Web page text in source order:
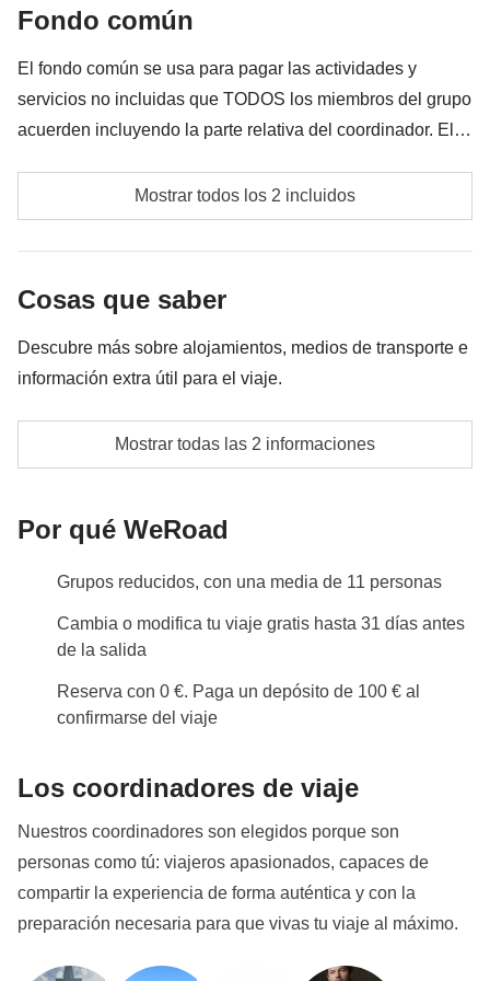
Todo lo que no se menciona en la sección "Qué está
Fondo común
El fondo común se usa para pagar las actividades y
servicios no incluidas que TODOS los miembros del grupo
acuerden incluyendo la parte relativa del coordinador. El
rondará los 150€. En base a las exigencias del lugar, el
importe podrá variar y podría ser necesario incrementarlo,
en cualquier caso se devolverá el restante no utilizado.
Fondo común del coordinador
correspondiente del coordinador. Actividades
proveedores locales ajenos a WeRoad (terceros) y se
aplican sus condiciones; WeRoad no interviene en
su gestión ni asume responsabilidad alguna
Mostrar todos los 2 incluidos
Cosas que saber
Descubre más sobre alojamientos, medios de transporte e
información extra útil para el viaje.
Para garantizar la mejor experiencia posible, los
alojamientos seleccionados para este viaje pueden
según la disponibilidad, la ubicación y el nivel de
triples, múltiples o compartidas mixtas, y las camas
disponibles podrán variar entre camas individuales,
camas dobles tipo francés (más pequeñas que una
cama matrimonial estándar), camas dobles estándar
o literas. Los baños podrán ser privados o
de la época del año y de la disponibilidad real en el
destino.Todos los alojamientos serán seleccionados
con cuidado para garantizar un entorno acogedor,
seguro y coherente con el espíritu del viaje. Con este
texto, consideramos que el participante ha sido
Mostrar todas las 2 informaciones
Por qué WeRoad
Grupos reducidos, con una media de 11 personas
Cambia o modifica tu viaje gratis hasta 31 días antes
de la salida
Reserva con 0 €. Paga un depósito de 100 € al
confirmarse del viaje
Los coordinadores de viaje
Nuestros coordinadores son elegidos porque son
personas como tú: viajeros apasionados, capaces de
compartir la experiencia de forma auténtica y con la
preparación necesaria para que vivas tu viaje al máximo.